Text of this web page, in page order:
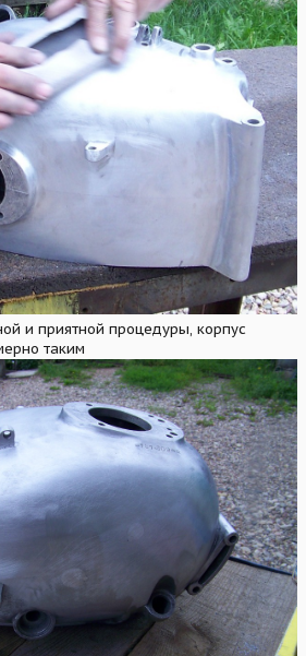
и приятной процедуры, корпус
таким